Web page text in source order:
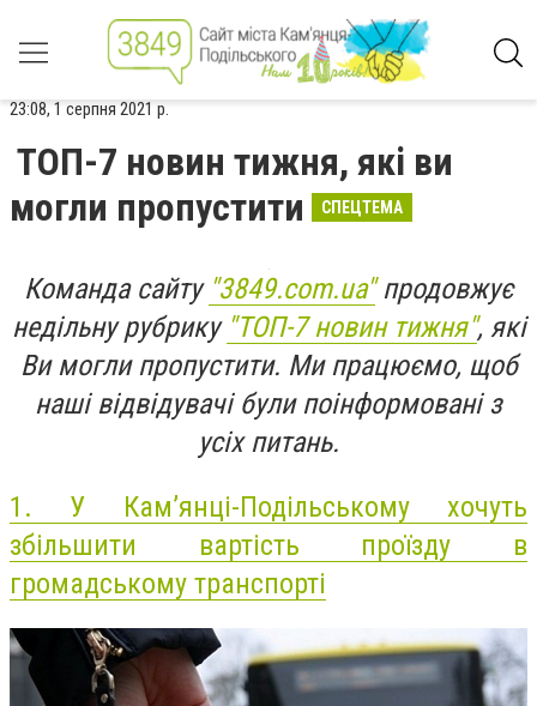
23:08, 1 серпня 2021 р.
ТОП-7 новин тижня, які ви
могли пропустити
СПЕЦТЕМА
Команда сайту "3849.com.ua"продовжує
недільну рубрику "ТОП-7 новин тижня", які
Ви могли пропустити. Ми працюємо, щоб
наші відвідувачі були поінформовані з
усіх питань.
1. У Кам’янці-Подільському хочуть
збільшити вартість проїзду в
громадському транспорті